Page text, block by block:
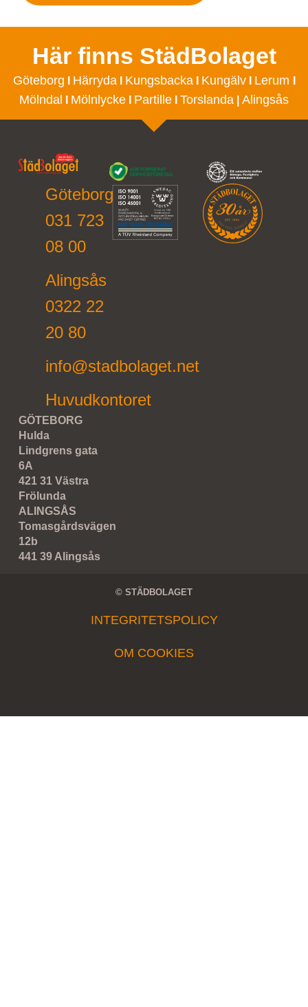
Här finns StädBolaget
Göteborg HärrydaI KungsbackaI KungälvI Lerum
Mölndal Mölnlycke Partille Torslanda Alingsås
Göteborg
031 723
08 00
Alingsås
0322 22
20 80
info@stadbolaget.net
Huvudkontoret
GÖTEBORG
Hulda
Lindgrens gata
6A
421 31 Västra
Frölunda
ALINGSÅS
Tomasgårdsvägen
12b
441 39 Alingsås
© STÄDBOLAGET
INTEGRITETSPOLICY
OM COOKIES